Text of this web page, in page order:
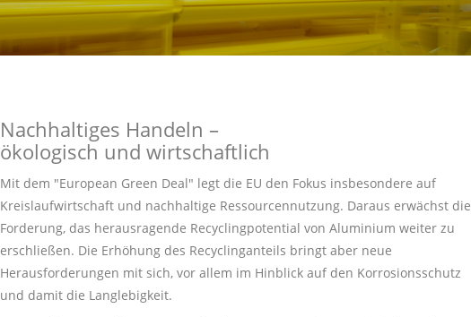
Nachhaltiges Handeln –
ökologisch und wirtschaftlich
Mit dem "European Green Deal" legt die EU den Fokus insbesondere auf
Kreislaufwirtschaft und nachhaltige Ressourcennutzung. Daraus erwächst die
Forderung, das herausragende Recyclingpotential von Aluminium weiter zu
erschließen. Die Erhöhung des Recyclinganteils bringt aber neue
Herausforderungen mit sich, vor allem im Hinblick auf den Korrosionsschutz
und damit die Langlebigkeit.